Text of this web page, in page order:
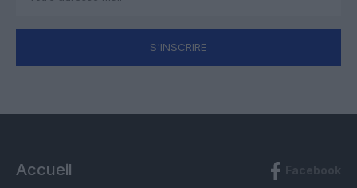
S'INSCRIRE
Accueil